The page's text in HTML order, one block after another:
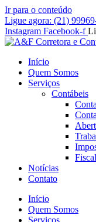
Ir para o conteúdo
Ligue agora: (21)
Instagram Facebook-f
Início
Quem Somos
Serviços
Contábeis
Fiscal
Notícias
Contato
Início
Quem Somos
Serviços